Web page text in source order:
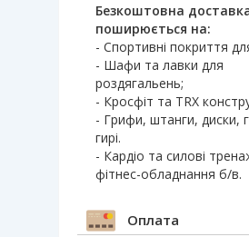
Безкоштовна
поширюється на:
- Спортивні покриття
- Шафи та лавки для
роздягальень;
- Кросфіт та TRX
- Грифи, штанги, диски,
гирі.
- Кардіо та силові
фітнес-обладнання б/в.
Оплата